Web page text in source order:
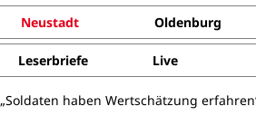
Neustadt Oldenburg
Leserbriefe Live
„Soldaten haben Wertschätzung